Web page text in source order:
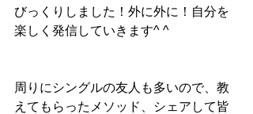
びっくりしました！外に外に！自分を
楽しく発信していきます^ ^
周りにシングルの友人も多いので、教
えてもらったメソッド、シェアして皆